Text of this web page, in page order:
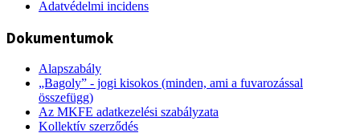
Adatvédelmi incidens
Dokumentumok
Alapszabály
„Bagoly” - jogi kisokos (minden, ami a fuvarozással
összefügg)
Az MKFE adatkezelési szabályzata
Kollektív szerződés